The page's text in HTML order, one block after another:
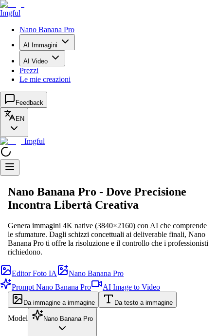
Imgful
Nano Banana Pro
AI Immagini
AI Video
Prezzi
Le mie creazioni
Feedback
EN
Imgful
Nano Banana Pro - Dove Precisione
Incontra Libertà Creativa
Genera immagini 4K native (3840×2160) con AI che comprende
le sfumature. Dagli schizzi concettuali ai deliverable finali, Nano
Banana Pro ti offre la risoluzione e il controllo che i professionisti
richiedono.
Editor Foto IA
Nano Banana Pro
Prompt Nano Banana Pro
AI Image to Video
Da immagine a immagine Da testo a immagine
Model Nano Banana Pro